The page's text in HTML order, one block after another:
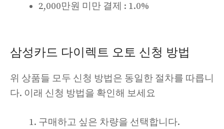
2,000만원 미만 결제 : 1.0%
삼성카드 다이렉트 오토 신청 방법
위 상품들 모두 신청 방법은 동일한 절차를 따릅니
다. 이래 신청 방법을 확인해 보세요
구매하고 싶은 차량을 선택합니다.